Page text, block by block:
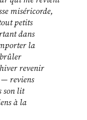
miséricorde,
petits
dans
la
revenir
reviens
son lit
à la